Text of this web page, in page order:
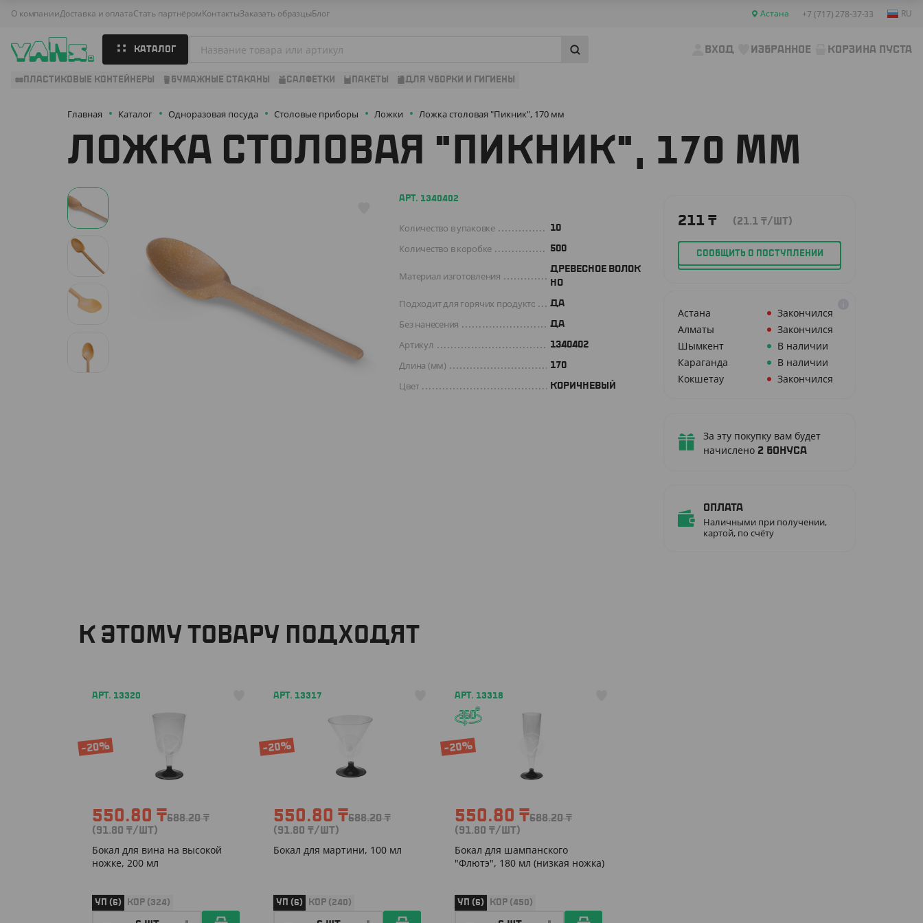
О компанииДоставка и оплатаСтать партнёромКонтактыЗаказать образцыБлог Астана +7 (717) 278-37-33 RU
КАТАЛОГ ВХОД ИЗБРАННОЕ КОРЗИНА ПУСТА
ПЛАСТИКОВЫЕ КОНТЕЙНЕРЫ БУМАЖНЫЕ СТАКАНЫ САЛФЕТКИ ПАКЕТЫ ДЛЯ УБОРКИ И ГИГИЕНЫ
Главная Каталог Одноразовая посуда Столовые приборы Ложки Ложка столовая "Пикник", 170 мм
ЛОЖКА СТОЛОВАЯ "ПИКНИК", 170 ММ
211 ₸ (21.1 ₸/ШТ)
СООБЩИТЬ О ПОСТУПЛЕНИИ
Астана
Закончился
Алматы
Закончился
Шымкент
В наличии
Караганда
В наличии
Кокшетау
Закончился
За эту покупку вам будет
начислено 2 бонуса
Оплата
Наличными при получении,
картой, по счёту
АРТ. 1340402
Количество в упаковке 10
Количество в коробке 500
Материал изготовления
ДРЕВЕСНОЕ ВОЛОК
НО
Подходит для горячих продуктов ДА
Без нанесения ДА
Артикул 1340402
Длина (мм) 170
Цвет КОРИЧНЕВЫЙ
К ЭТОМУ ТОВАРУ ПОДХОДЯТ
АРТ. 13320
-20%
550.80 ₸688.20₸
(91.80 ₸/ШТ)
Бокал для вина на высокой
ножке, 200 мл
УП (6) КОР (324)
АРТ. 13317
-20%
550.80 ₸688.20₸
(91.80 ₸/ШТ)
Бокал для мартини, 100 мл
УП (6) КОР (240)
АРТ. 13318
-20%
550.80 ₸688.20₸
(91.80 ₸/ШТ)
Бокал для шампанского
"Флютэ", 180 мл (низкая ножка)
УП (6) КОР (450)